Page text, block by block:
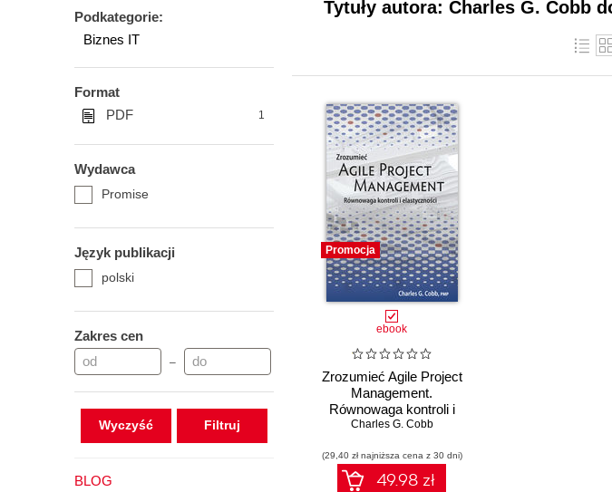
Podkategorie:
Biznes IT
Format
PDF
1
Wydawca
Promise
Język publikacji
polski
Zakres cen
–
Wyczyść
BLOG
Tytuły autora: Charles G. Cobb
Promocja
ebook
Zrozumieć Agile Project
Management.
Równowaga kontroli i
elastyczności
Charles G. Cobb
(29,40 zł najniższa cena z 30 dni)
49.98 zł